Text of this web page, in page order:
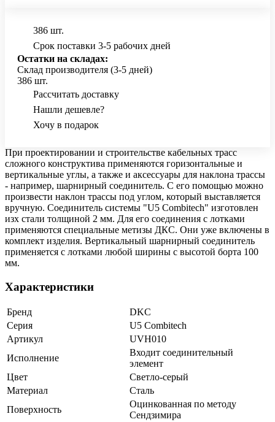
386 шт.
Срок поставки 3-5 рабочих дней
Остатки на складах:
Склад производителя (3-5 дней)
386 шт.
Рассчитать доставку
Нашли дешевле?
Хочу в подарок
При проектировании и строительстве кабельных трасс
сложного конструктива применяются горизонтальные и
вертикальные углы, а также и аксессуары для наклона трассы
- например, шарнирный соединитель. С его помощью можно
произвести наклон трассы под углом, который выставляется
вручную. Соединитель системы "U5 Combitech" изготовлен
изх стали толщиной 2 мм. Для его соединения с лотками
применяются специальные метизы ДКС. Они уже включены в
комплект изделия. Вертикальный шарнирный соединитель
применяется с лотками любой ширины с высотой борта 100
мм.
Характеристики
Бренд
DKC
Серия
U5 Combitech
Артикул
UVH010
Исполнение
Входит соединительный
элемент
Цвет
Светло-серый
Материал
Сталь
Поверхность
Оцинкованная по методу
Сендзимира